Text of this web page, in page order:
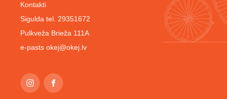
Kontakti
Sigulda tel. 29351672
Pulkveža Brieža 111A
e-pasts okej@okej.lv